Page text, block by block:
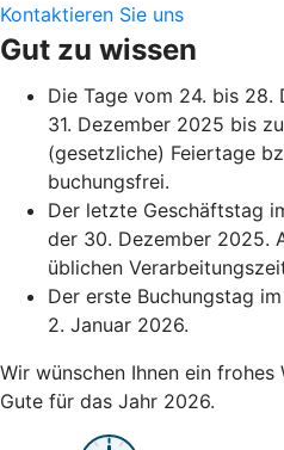
Kontaktieren Sie uns
Gut zu wissen
Die Tage vom 24. bis
31. Dezember 2025 bis
(gesetzliche) Feiertage
buchungsfrei.
Der letzte Geschäftstag
der 30. Dezember 2025.
üblichen
Der erste Buchungstag
2. Januar 2026.
Wir wünschen Ihnen ein
Gute für das Jahr 2026.